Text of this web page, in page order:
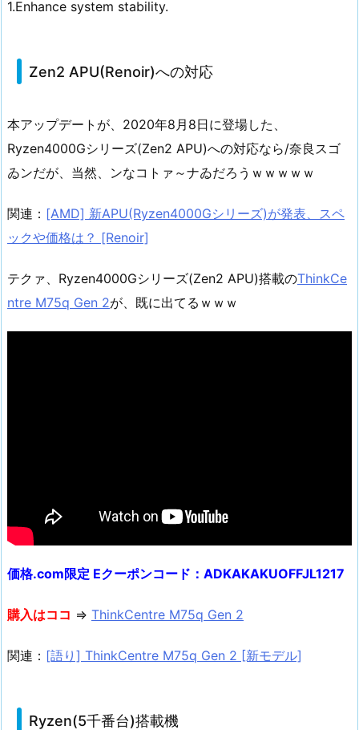
1.Enhance system stability.
Zen2 APU(Renoir)への対応
本アップデートが、2020年8月8日に登場した、
Ryzen4000Gシリーズ(Zen2 APU)への対応なら/奈良スゴ
ゐンだが、当然、ンなコトァ～ナゐだろうｗｗｗｗｗ
関連： [AMD] 新APU(Ryzen4000Gシリーズ)が発表、スペ
ックや価格は？ [Renoir]
テクァ、Ryzen4000Gシリーズ(Zen2 APU)搭載のThinkCe
ntre M75q Gen 2が、既に出てるｗｗｗ
価格.com限定 Eクーポンコード：ADKAKAKUOFFJL1217
購入はココ ⇒ ThinkCentre M75q Gen 2
関連： [語り] ThinkCentre M75q Gen 2 [新モデル]
Ryzen(5千番台)搭載機